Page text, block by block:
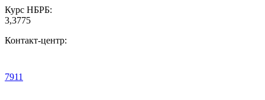
Курс НБРБ:
3,3775
Контакт-центр:
7911